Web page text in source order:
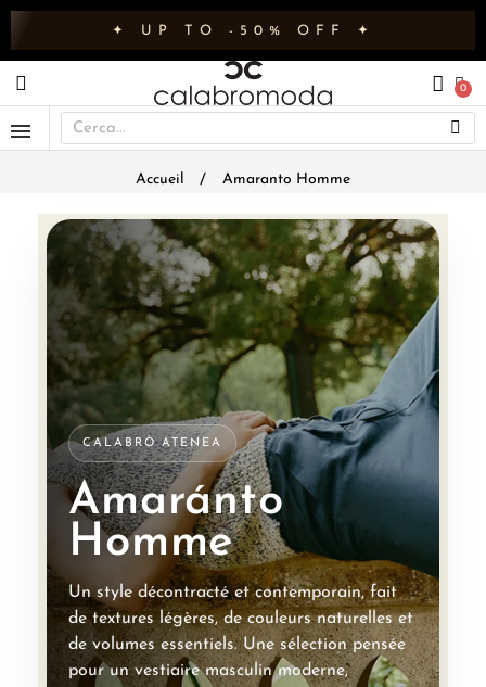
✦ UP TO -50% OFF ✦
Accueil Amaranto Homme
CALABRÒ ATENEA
Amaránto
Homme
Un style décontracté et contemporain, fait
de textures légères, de couleurs naturelles et
de volumes essentiels. Une sélection pensée
pour un vestiaire masculin moderne,